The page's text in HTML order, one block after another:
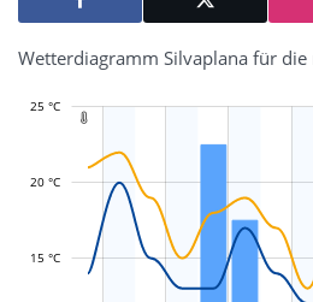
Wetterdiagramm Silvaplana für die

25 °C
20 °C
15 °C